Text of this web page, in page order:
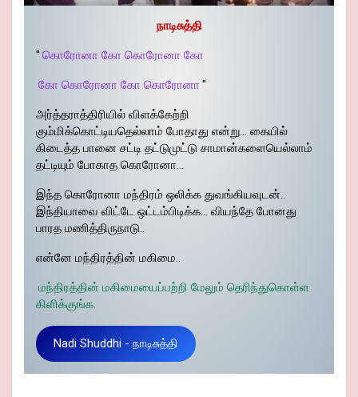
நாடிசுத்தி
" கொரோனா கோ கொரோனா கோ
கோ கொரோனா கோ கொரோனா "
அர்த்தராத்திரியில் விளக்கேற்றி
கும்மிக்கொட்டியதெல்லாம் போதாது என்று… கையில்
கிடைத்த பானை சட்டி தட்டுமுட்டு சாமான்களையெல்லாம்
தட்டியும் போகாத கொரோனா…
இந்த கொரோனா மந்திரம் ஒலிக்க துவங்கியவுடன்..
இந்தியாவை விட்டே ஒட்டம்பிடிக்க… வியந்தே போனது
பாரத மணித்திருநாடு..
என்னே மந்திரத்தின் மகிமை..
மந்திரத்தின் மகிமையைப்பற்றி மேலும் தெரிந்துகொள்ள
கிளிக்குங்க.
Nadi Shuddhi - நாடிசுத்தி